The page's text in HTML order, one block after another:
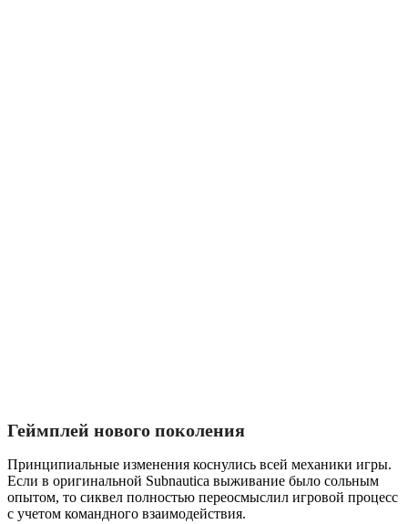
Геймплей нового поколения
Принципиальные изменения коснулись всей механики игры.
Если в оригинальной Subnautica выживание было сольным
опытом, то сиквел полностью переосмыслил игровой процесс
с учетом командного взаимодействия.